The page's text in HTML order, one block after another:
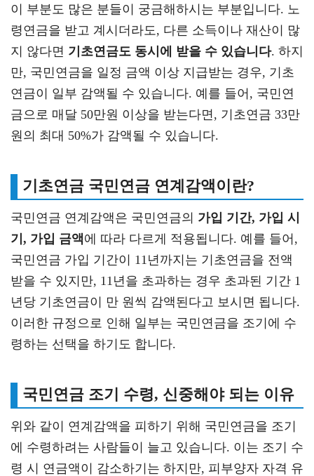
이 부분도 많은 분들이 궁금해하시는 부분입니다. 노
령연금을 받고 계시더라도, 다른 소득이나 재산이 많
지 않다면 기초연금도 동시에 받을 수 있습니다. 하지
만, 국민연금을 일정 금액 이상 지급받는 경우, 기초
연금이 일부 감액될 수 있습니다. 예를 들어, 국민연
금으로 매달 50만원 이상을 받는다면, 기초연금 33만
원의 최대 50%가 감액될 수 있습니다.
기초연금 국민연금 연계감액이란?
국민연금 연계감액은 국민연금의 가입 기간, 가입 시
기, 가입 금액에 따라 다르게 적용됩니다. 예를 들어,
국민연금 가입 기간이 11년까지는 기초연금을 전액
받을 수 있지만, 11년을 초과하는 경우 초과된 기간 1
년당 기초연금이 만 원씩 감액된다고 보시면 됩니다.
이러한 규정으로 인해 일부는 국민연금을 조기에 수
령하는 선택을 하기도 합니다.
국민연금 조기 수령, 신중해야 되는 이유
위와 같이 연계감액을 피하기 위해 국민연금을 조기
에 수령하려는 사람들이 늘고 있습니다. 이는 조기 수
령 시 연금액이 감소하기는 하지만, 피부양자 자격 유